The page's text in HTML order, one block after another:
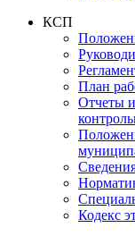
КСП
План
Отчеты
Кодекс